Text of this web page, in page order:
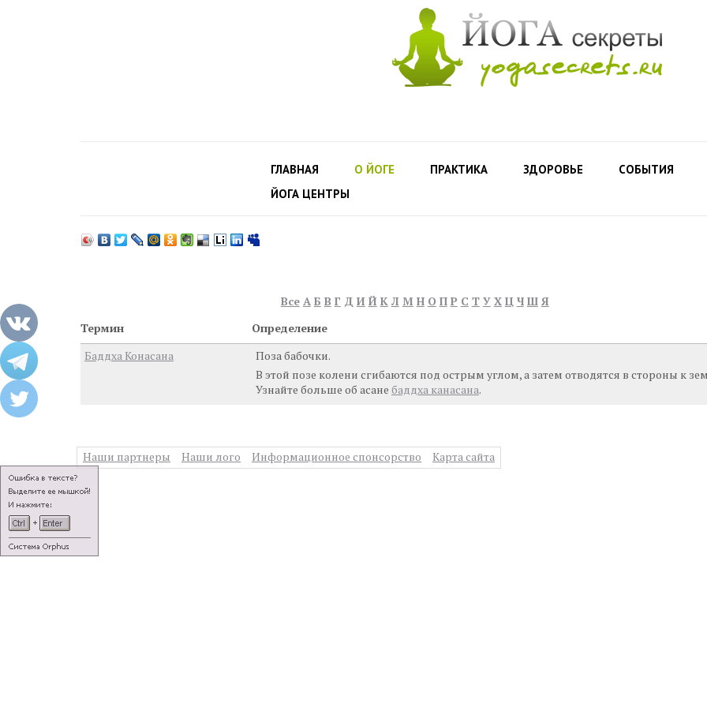
ГЛАВНАЯ О ЙОГЕ ПРАКТИКА ЗДОРОВЬЕ
СОБЫТИЯ
ЙОГА ЦЕНТРЫ
Все А Б В Г Д И Й К Л М Н О П Р С Т У Х Ц Ч Ш Я
Термин
Определение
Баддха Конасана
Поза бабочки.
В этой позе колени сгибаются под острым углом, а затем отводятся в стороны к
Узнайте больше об асане баддха канасана.
Наши партнеры Наши лого Информационное спонсорство Карта сайта